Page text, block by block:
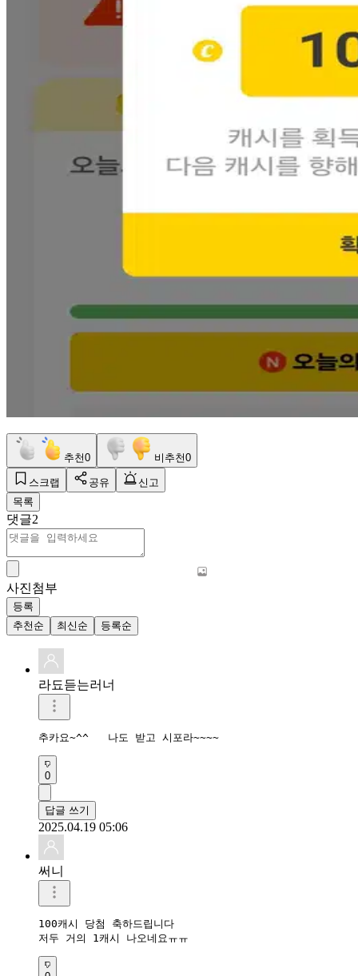
추천0 비추천0
스크랩 공유
신고
목록
댓글2
사진첨부
등록
추천순
최신순 등록순
라됴듣는러너
추카요~^^   나도 받고 시포라~~~~
0
답글 쓰기
2025.04.19 05:06
써니
100캐시 당첨 축하드립니다
저두 거의 1캐시 나오네요ㅠㅠ